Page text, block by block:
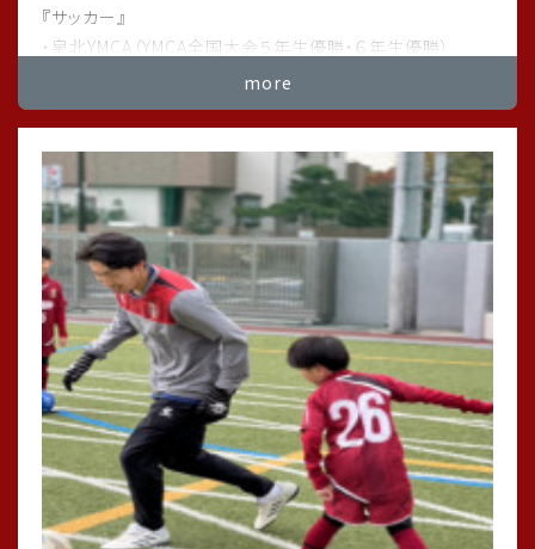
#レジスタfc
#足立区少年サッカーチーム
2025/12/01
3年生足立区学年大会第3位！
『サッカー』
・泉北YMCA（YMCA全国大会５年生優勝・６年生優勝）
・元マスターズ日本記録保持者（４００IM・８００Fr）
．．．．．．（続きは下の一覧ボタンから）
more